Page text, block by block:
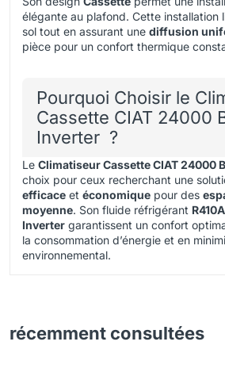
élégante au plafond. Cette installation
sol tout en assurant une diffusion
pièce pour un confort thermique
Pourquoi Choisir le
Cassette CIAT 24000
Inverter ?
Le Climatiseur Cassette CIAT 24000
choix pour ceux recherchant une
efficace et économique pour des
moyenne. Son fluide réfrigérant R410A
Inverter garantissent un confort
la consommation d’énergie et en
environnemental.
récemment consultées